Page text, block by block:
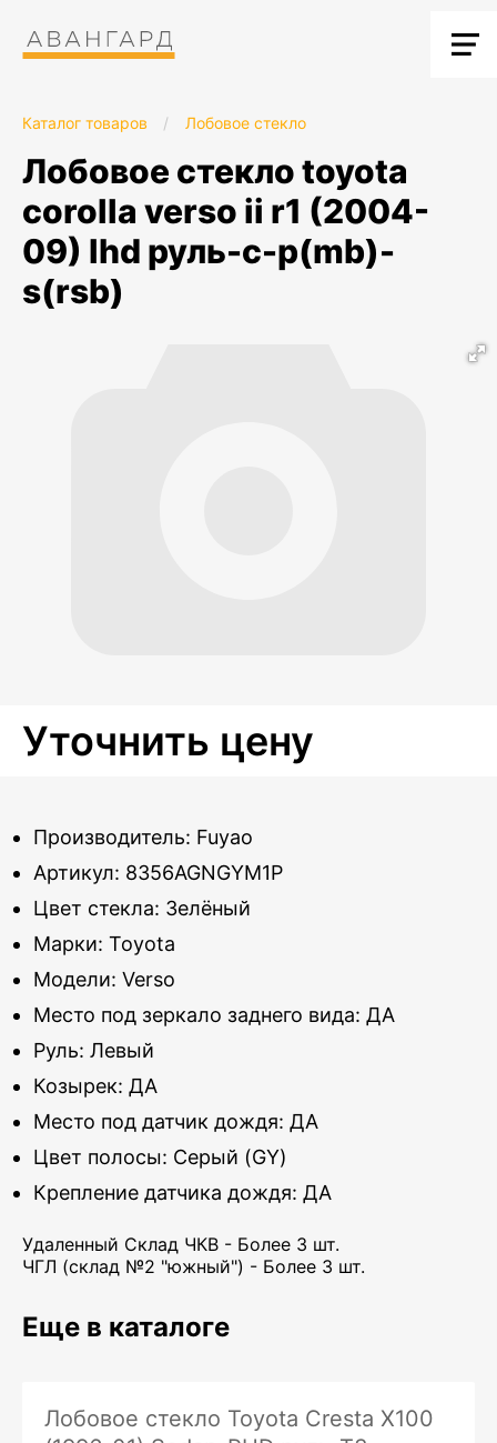
Каталог товаров / Лобовое стекло
лобовое стекло toyota
corolla verso ii r1 (2004-
09) lhd руль-c-p(mb)-
s(rsb)
Уточнить цену
Производитель: Fuyao
Артикул: 8356AGNGYM1P
Цвет стекла: Зелёный
Марки: Toyota
Модели: Verso
Место под зеркало заднего вида: ДА
Руль: Левый
Козырек: ДА
Место под датчик дождя: ДА
Цвет полосы: Серый (GY)
Крепление датчика дождя: ДА
Удаленный Склад ЧКВ - Более 3 шт.
ЧГЛ (склад №2 "южный") - Более 3 шт.
Еще в каталоге
Лобовое стекло Toyota Cresta X100